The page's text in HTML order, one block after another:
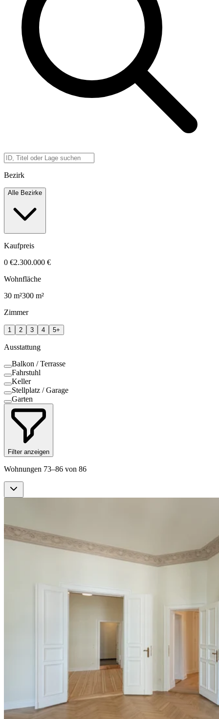
Bezirk
Alle Bezirke
Kaufpreis
0 €2.300.000 €
Wohnfläche
30 m²300 m²
Zimmer
1 2 3 4 5+
Ausstattung
Balkon / Terrasse
Fahrstuhl
Keller
Stellplatz / Garage
Garten
Filter anzeigen
Wohnungen 73–86 von 86